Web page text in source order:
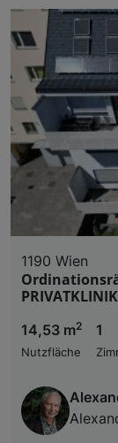
1190 Wien
14,53 m2
Nutzfläche
1